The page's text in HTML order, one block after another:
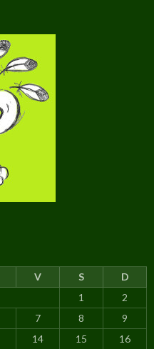
V S
D
1
2
7 8
9
14 15
16